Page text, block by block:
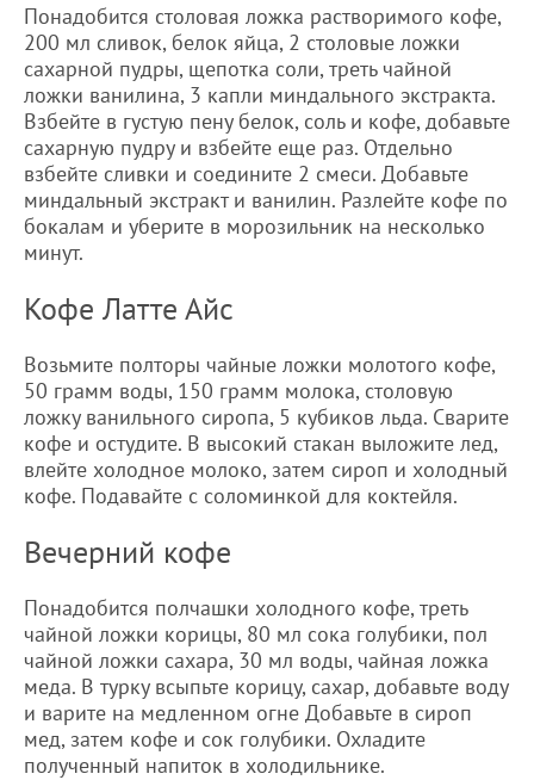
Понадобится столовая ложка растворимого кофе,
200 мл сливок, белок яйца, 2 столовые ложки
сахарной пудры, щепотка соли, треть чайной
ложки ванилина, 3 капли миндального экстракта.
Взбейте в густую пену белок, соль и кофе, добавьте
сахарную пудру и взбейте еще раз. Отдельно
взбейте сливки и соедините 2 смеси. Добавьте
миндальный экстракт и ванилин. Разлейте кофе по
бокалам и уберите в морозильник на несколько
минут.
Кофе Латте Айс
Возьмите полторы чайные ложки молотого кофе,
50 грамм воды, 150 грамм молока, столовую
ложку ванильного сиропа, 5 кубиков льда. Сварите
кофе и остудите. В высокий стакан выложите лед,
влейте холодное молоко, затем сироп и холодный
кофе. Подавайте с соломинкой для коктейля.
Вечерний кофе
Понадобится полчашки холодного кофе, треть
чайной ложки корицы, 80 мл сока голубики, пол
чайной ложки сахара, 30 мл воды, чайная ложка
меда. В турку всыпьте корицу, сахар, добавьте воду
и варите на медленном огне Добавьте в сироп
мед, затем кофе и сок голубики. Охладите
полученный напиток в холодильнике.